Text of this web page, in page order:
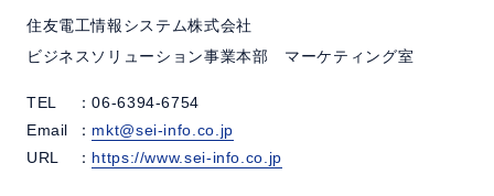
住友電工情報システム株式会社
ビジネスソリューション事業本部 マーケティング室
TEL
：06-6394-6754
Email
： mkt@sei-info.co.jp
URL
： https://www.sei-info.co.jp